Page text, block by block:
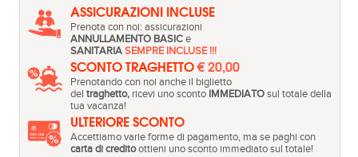
ASSICURAZIONI INCLUSE
Prenota con noi: assicurazioni
ANNULLAMENTO BASIC e
SANITARIA SEMPRE INCLUSE !!!
SCONTO TRAGHETTO€ 20,00
Prenotando con noi anche il biglietto
del traghetto, ricevi uno sconto IMMEDIATO sul totale della
tua vacanza!
ULTERIORE SCONTO
Accettiamo varie forme di pagamento, ma se paghi con
carta di creditoottieni uno sconto immediato sul totale!